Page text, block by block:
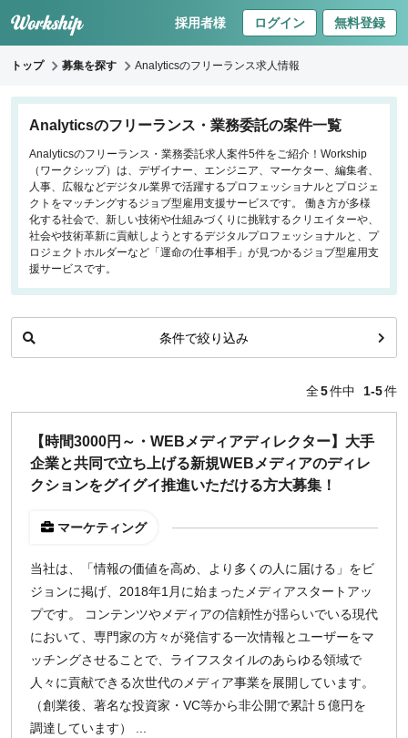
採用者様 ログイン 無料登録
トップ 募集を探す Analyticsのフリーランス求人情報
Analyticsのフリーランス・業務委託の案件一覧
Analyticsのフリーランス・業務委託求人案件5件をご紹介！Workship
（ワークシップ）は、デザイナー、エンジニア、マーケター、編集者、
人事、広報などデジタル業界で活躍するプロフェッショナルとプロジェ
クトをマッチングするジョブ型雇用支援サービスです。 働き方が多様
化する社会で、新しい技術や仕組みづくりに挑戦するクリエイターや、
社会や技術革新に貢献しようとするデジタルプロフェッショナルと、プ
ロジェクトホルダーなど「運命の仕事相手」が見つかるジョブ型雇用支
援サービスです。
条件で絞り込み
キーワードで探す
職種
フロントエンドエンジニア
バックエンドエンジニア
インフラエンジニア
iOS/Androidアプリエンジニア
データサイエンティスト
出社希望
出社のみ
特徴
直接契約
副業OK
新規事業
スタートアップ
土日週末OK
稼働時間
全5件中 1-5件
【時間3000円～・WEBメディアディレクター】大手
企業と共同で立ち上げる新規WEBメディアのディレ
クションをグイグイ推進いただける方大募集！
マーケティング
当社は、「情報の価値を高め、より多くの人に届ける」をビ
ジョンに掲げ、2018年1月に始まったメディアスタートアッ
プです。 コンテンツやメディアの信頼性が揺らいでいる現代
において、専門家の方々が発信する一次情報とユーザーをマ
ッチングさせることで、ライフスタイルのあらゆる領域で
人々に貢献できる次世代のメディア事業を展開しています。
（創業後、著名な投資家・VC等から非公開で累計５億円を
調達しています） ...